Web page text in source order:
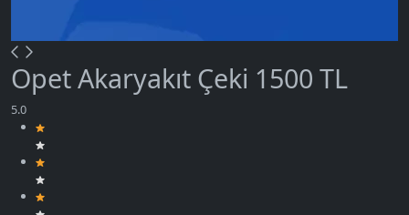
Opet Akaryakıt Çeki 1500 TL